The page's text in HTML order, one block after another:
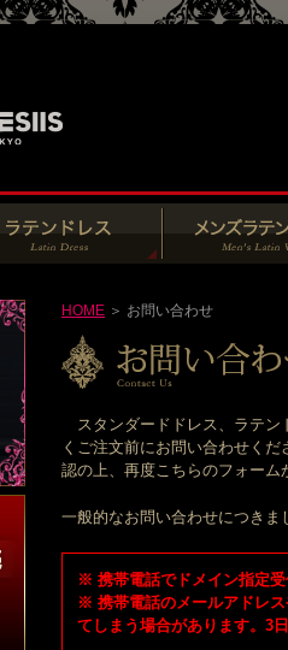
HOME ＞ お問い合わせ
スタンダードドレス、ラテン
くご注文前にお問い合わせく
認の上、再度こちらのフォー
一般的なお問い合わせにつき
※ 携帯電話でドメイン指定
※ 携帯電話のメールアドレ
てしまう場合があります。3